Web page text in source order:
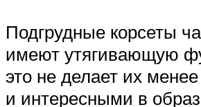
Подгрудные корсеты
имеют утягивающую
это не делает их
и интересными в